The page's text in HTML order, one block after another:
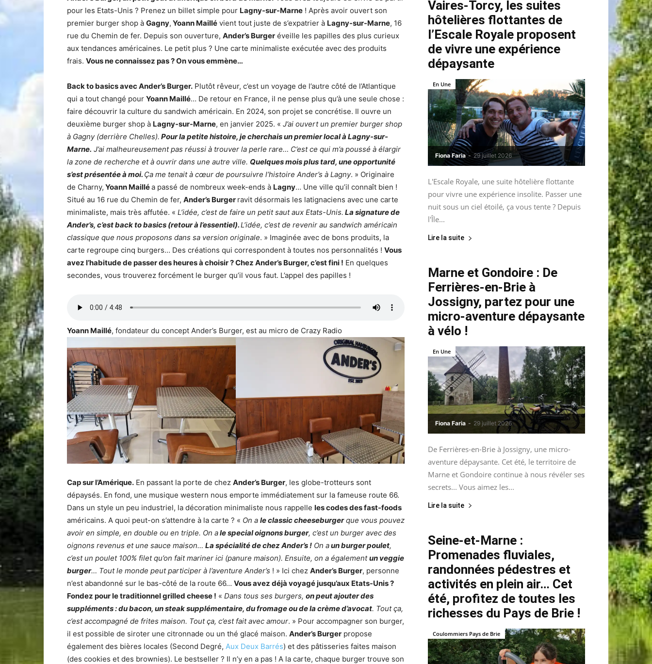
pour les Etats-Unis ? Prenez un billet simple pour Lagny-sur-Marne ! Après avoir ouvert son
premier burger shop à Gagny, Yoann Maillé vient tout juste de s’expatrier à Lagny-sur-Marne, 16
rue du Chemin de fer. Depuis son ouverture, Ander’s Burger éveille les papilles des plus curieux
aux tendances américaines. Le petit plus ? Une carte minimaliste exécutée avec des produits
frais. Vous ne connaissez pas ? On vous emmène…
Back to basics avec Ander’s Burger. Plutôt rêveur, c’est un voyage de l’autre côté de l’Atlantique
qui a tout changé pour Yoann Maillé… De retour en France, il ne pense plus qu’à une seule chose :
faire découvrir la culture du sandwich américain. En 2024, son projet se concrétise. Il ouvre un
deuxième burger shop à Lagny-sur-Marne, en janvier 2025. « J’ai ouvert un premier burger shop
à Gagny (derrière Chelles). Pour la petite histoire, je cherchais un premier local à Lagny-sur-
Marne. J’ai malheureusement pas réussi à trouver la perle rare… C’est ce qui m’a poussé à élargir
la zone de recherche et à ouvrir dans une autre ville. Quelques mois plus tard, une opportunité
s’est présentée à moi. Ça me tenait à cœur de poursuivre l’histoire Ander’s à Lagny. » Originaire
de Charny, Yoann Mailléa passé de nombreux week-ends à Lagny… Une ville qu’il connaît bien !
Situé au 16 rue du Chemin de fer, Ander’s Burger ravit désormais les latignaciens avec une carte
minimaliste, mais très affutée. « L’idée, c’est de faire un petit saut aux Etats-Unis. La signature de
Ander’s, c’est back to basics (retour à l’essentiel).L’idée, c’est de revenir au sandwich américain
classique que nous proposons dans sa version originale. » Imaginée avec de bons produits, la
carte regroupe cinq burgers… Des créations qui correspondent à toutes nos personnalités ! Vous
avez l’habitude de passer des heures à choisir ? Chez Ander’s Burger, c’est fini ! En quelques
secondes, vous trouverez forcément le burger qu’il vous faut. L’appel des papilles !
Yoann Maillé, fondateur du concept Ander’s Burger, est au micro de Crazy Radio
Cap sur l’Amérique. En passant la porte de chez Ander’s Burger, les globe-trotteurs sont
dépaysés. En fond, une musique western nous emporte immédiatement sur la fameuse route 66.
Dans un style un peu industriel, la décoration minimaliste nous rappelle les codes des fast-foods
américains. A quoi peut-on s’attendre à la carte ? « On a le classic cheeseburgerque vous pouvez
avoir en simple, en double ou en triple. On ale special oignons burger, c’est un burger avec des
oignons revenus et une sauce maison… La spécialité de chez Ander’s ! On aun burger poulet,
c’est un poulet 100% filet qu’on fait mariner ici (panure maison). Ensuite, on a égalementun veggie
burger… Tout le monde peut participer à l’aventure Ander’s ! » Ici chez Ander’s Burger, personne
n’est abandonné sur le bas-côté de la route 66… Vous avez déjà voyagé jusqu’aux Etats-Unis ?
Fondez pour le traditionnel grilled cheese ! « Dans tous ses burgers, on peut ajouter des
suppléments : du bacon, un steak supplémentaire, du fromage ou de la crème d’avocat. Tout ça,
c’est accompagné de frites maison. Tout ça, c’est fait avec amour. » Pour accompagner son burger,
il est possible de siroter une citronnade ou un thé glacé maison. Ander’s Burger propose
également des bières locales (Second Degré, Aux Deux Barrés) et des pâtisseries faites maison
(des cookies et des brownies). Le bestseller ? Il n’y en a pas ! A la carte, chaque burger trouve son
Vaires-Torcy, les suites
hôtelières flottantes de
l’Escale Royale proposent
de vivre une expérience
dépaysante
Fiona Faria - 29 juillet 2026
En Une
L'Escale Royale, une suite hôtelière flottante
pour vivre une expérience insolite. Passer une
nuit sous un ciel étoilé, ça vous tente ? Depuis
l'Île...
Lire la suite
Marne et Gondoire : De
Ferrières-en-Brie à
Jossigny, partez pour une
micro-aventure dépaysante
à vélo !
Fiona Faria - 29 juillet 2026
En Une
De Ferrières-en-Brie à Jossigny, une micro-
aventure dépaysante. Cet été, le territoire de
Marne et Gondoire continue à nous révéler ses
secrets... Vous aimez les...
Lire la suite
Seine-et-Marne :
Promenades fluviales,
randonnées pédestres et
activités en plein air… Cet
été, profitez de toutes les
richesses du Pays de Brie !
Coulommiers Pays de Brie